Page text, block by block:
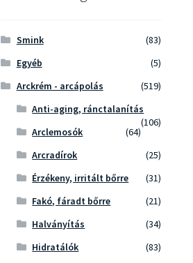
Smink
(83)
Egyéb
(5)
Arckrém - arcápolás
(519)
Anti-aging, ránctalanítás
(106)
Arclemosók
(64)
Arcradírok
(25)
Érzékeny, irritált bőrre
(31)
Fakó, fáradt bőrre
(21)
Halványítás
(34)
Hidratálók
(83)